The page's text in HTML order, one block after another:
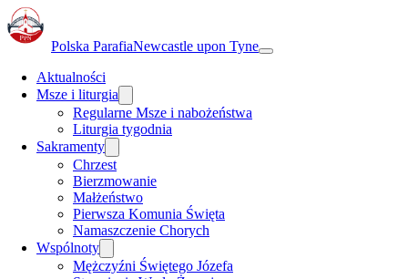
Polska ParafiaNewcastle upon Tyne
Aktualności
Msze i liturgia
Regularne Msze i nabożeństwa
Liturgia tygodnia
Sakramenty
Chrzest
Bierzmowanie
Małżeństwo
Pierwsza Komunia Święta
Namaszczenie Chorych
Wspólnoty
Mężczyźni Świętego Józefa